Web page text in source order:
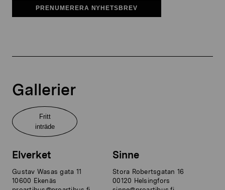
PRENUMERERA NYHETSBREV
Gallerier
Fritt
inträde
Elverket
Gustav Wasas gata 11
10600 Ekenäs
Sinne
Stora Robertsgatan 16
00120 Helsingfors